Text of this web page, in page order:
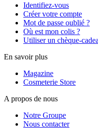
Identifiez-vous
Créer votre compte
Mot de passe oublié ?
Où est mon colis ?
Utiliser un chèque-
En savoir plus
Magazine
Cosmeterie Store
A propos de nous
Notre Groupe
Nous contacter